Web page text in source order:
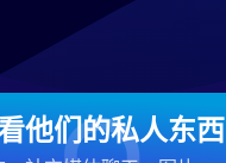
他们的私人东西